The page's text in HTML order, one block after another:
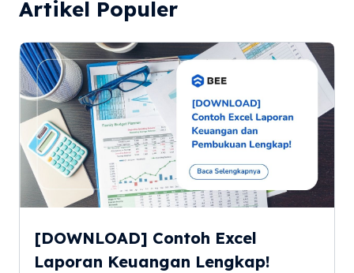
Artikel Populer
[DOWNLOAD] Contoh Excel
Laporan Keuangan Lengkap!